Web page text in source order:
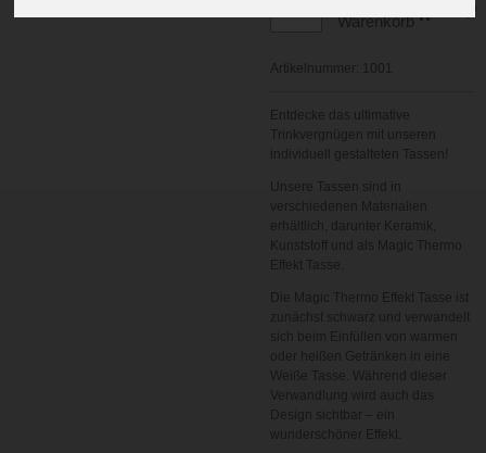
Warenkorb
Artikelnummer:
Entdecke das ultimative
Trinkvergnügen mit unseren
individuell gestalteten Tassen!
Unsere Tassen sind in
verschiedenen Materialien
erhältlich, darunter Keramik,
Kunststoff und als Magic Thermo
Effekt Tasse.
Die Magic Thermo Effekt Tasse ist
zunächst schwarz und verwandelt
sich beim Einfüllen von warmen
oder heißen Getränken in eine
Weiße Tasse. Während dieser
Verwandlung wird auch das
Design sichtbar – ein
wunderschöner Effekt.